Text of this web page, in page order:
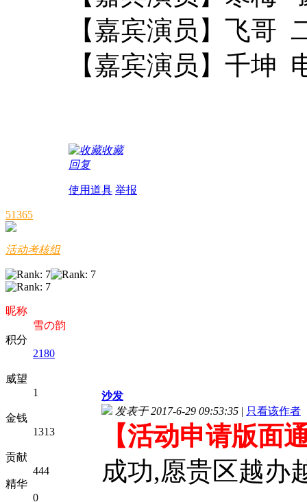
【嘉宾演员】飞哥
【嘉宾演员】千
收藏
回复
使用道具 举报
51365
活动考核组
昵称
雪の韵
积分
2180
威望
1
金钱
1313
贡献
444
精华
0
沙发
发表于 2017-6-29 09:53:35 | 只看该作者
【活动申请版面
成功,愿贵区越办